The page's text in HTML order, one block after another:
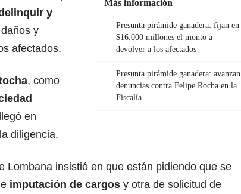
Más información
Presunta pirámide ganadera: fijan en
$16.000 millones el monto a
devolver a los afectados
Presunta pirámide ganadera: avanzan
denuncias contra Felipe Rocha en la
Fiscalía
y
y
afectados.
, como
en
diligencia.
Lombana insistió en que están pidiendo que se
imputación de cargos y otra de solicitud de